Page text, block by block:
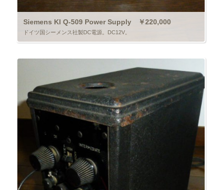
Siemens Kl Q-509 Power Supply ￥220,000
ドイツ国シーメンス社製DC電源。DC12V。